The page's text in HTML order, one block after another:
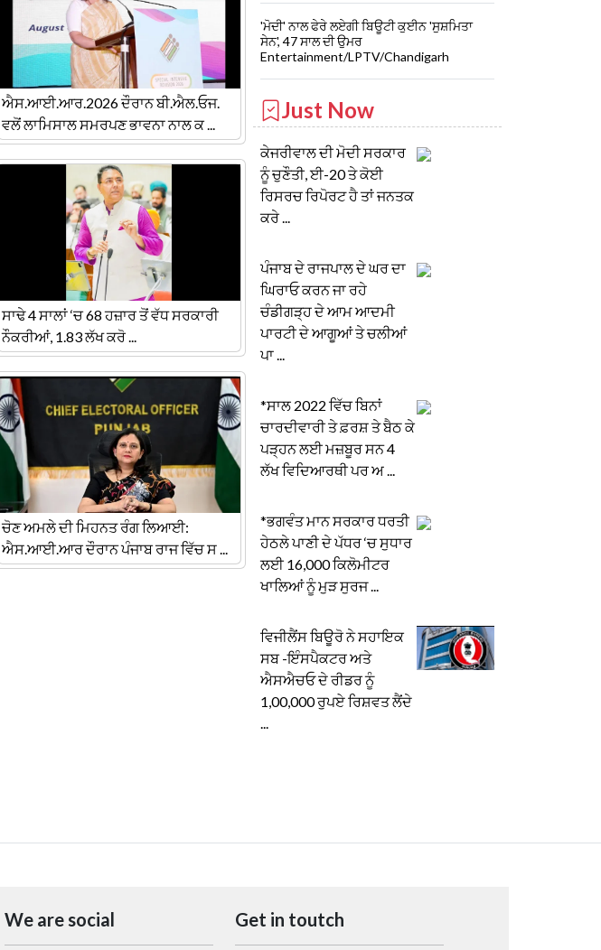
ਐਸ.ਆਈ.ਆਰ.2026 ਦੌਰਾਨ ਬੀ.ਐਲ.ਓਜ.
ਵਲੋਂ ਲਾਮਿਸਾਲ ਸਮਰਪਣ ਭਾਵਨਾ ਨਾਲ ਕ ...
ਸਾਢੇ 4 ਸਾਲਾਂ ‘ਚ 68 ਹਜ਼ਾਰ ਤੋਂ ਵੱਧ ਸਰਕਾਰੀ
ਨੌਕਰੀਆਂ, 1.83 ਲੱਖ ਕਰੋ ...
ਚੋਣ ਅਮਲੇ ਦੀ ਮਿਹਨਤ ਰੰਗ ਲਿਆਈ:
ਐਸ.ਆਈ.ਆਰ ਦੌਰਾਨ ਪੰਜਾਬ ਰਾਜ ਵਿੱਚ ਸ ...
'ਮੋਦੀ' ਨਾਲ ਫੇਰੇ ਲਏਗੀ ਬਿਊਟੀ ਕੁਈਨ 'ਸੁਸ਼ਮਿਤਾ
ਸੇਨ', 47 ਸਾਲ ਦੀ ਉਮਰ
Entertainment/LPTV/Chandigarh
Just Now
ਕੇਜਰੀਵਾਲ ਦੀ ਮੋਦੀ ਸਰਕਾਰ
ਨੂੰ ਚੁਣੌਤੀ, ਈ-20 ਤੇ ਕੋਈ
ਰਿਸਰਚ ਰਿਪੋਰਟ ਹੈ ਤਾਂ ਜਨਤਕ
ਕਰੇ ...
ਪੰਜਾਬ ਦੇ ਰਾਜਪਾਲ ਦੇ ਘਰ ਦਾ
ਘਿਰਾਓ ਕਰਨ ਜਾ ਰਹੇ
ਚੰਡੀਗੜ੍ਹ ਦੇ ਆਮ ਆਦਮੀ
ਪਾਰਟੀ ਦੇ ਆਗੂਆਂ ਤੇ ਚਲੀਆਂ
ਪਾ ...
*ਸਾਲ 2022 ਵਿੱਚ ਬਿਨਾਂ
ਚਾਰਦੀਵਾਰੀ ਤੇ ਫ਼ਰਸ਼ ਤੇ ਬੈਠ ਕੇ
ਪੜ੍ਹਨ ਲਈ ਮਜ਼ਬੂਰ ਸਨ 4
ਲੱਖ ਵਿਦਿਆਰਥੀ ਪਰ ਅ ...
*ਭਗਵੰਤ ਮਾਨ ਸਰਕਾਰ ਧਰਤੀ
ਹੇਠਲੇ ਪਾਣੀ ਦੇ ਪੱਧਰ ‘ਚ ਸੁਧਾਰ
ਲਈ 16,000 ਕਿਲੋਮੀਟਰ
ਖਾਲਿਆਂ ਨੂੰ ਮੁੜ ਸੁਰਜ ...
ਵਿਜੀਲੈਂਸ ਬਿਊਰੋ ਨੇ ਸਹਾਇਕ
ਸਬ -ਇੰਸਪੈਕਟਰ ਅਤੇ
ਐਸਐਚਓ ਦੇ ਰੀਡਰ ਨੂੰ
1,00,000 ਰੁਪਏ ਰਿਸ਼ਵਤ ਲੈਂਦੇ
...
We are social Get in toutch